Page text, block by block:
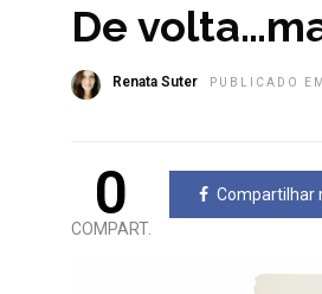
De
Renata Suter PUBLICADO
0
COMPART.
Compartilhar